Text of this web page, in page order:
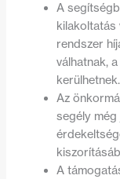
A
kilakoltatás
rendszer
válhatnak,
kerülhetnek.
Az
segély
A